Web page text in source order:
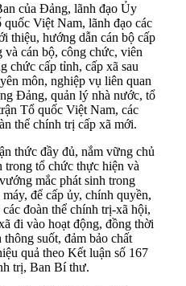
của Đảng, lãnh đạo Ủy
Việt Nam, lãnh đạo các
thiệu, hướng dẫn cán bộ cấp
và cán bộ, công chức, viên
chức cấp tỉnh, cấp xã sau
môn, nghiệp vụ liên quan
Đảng, quản lý nhà nước, tổ
Tổ quốc Việt Nam, các
thể chính trị cấp xã mới.
thức đầy đủ, nắm vững chủ
tổ chức thực hiện và
mắc phát sinh trong
để cấp ủy, chính quyền,
đoàn thể chính trị-xã hội,
đi vào hoạt động, đồng thời
suốt, đảm bảo chất
quả theo Kết luận số 167
trị, Ban Bí thư.